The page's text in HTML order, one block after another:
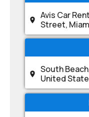
Avis Car
Street,
South
United